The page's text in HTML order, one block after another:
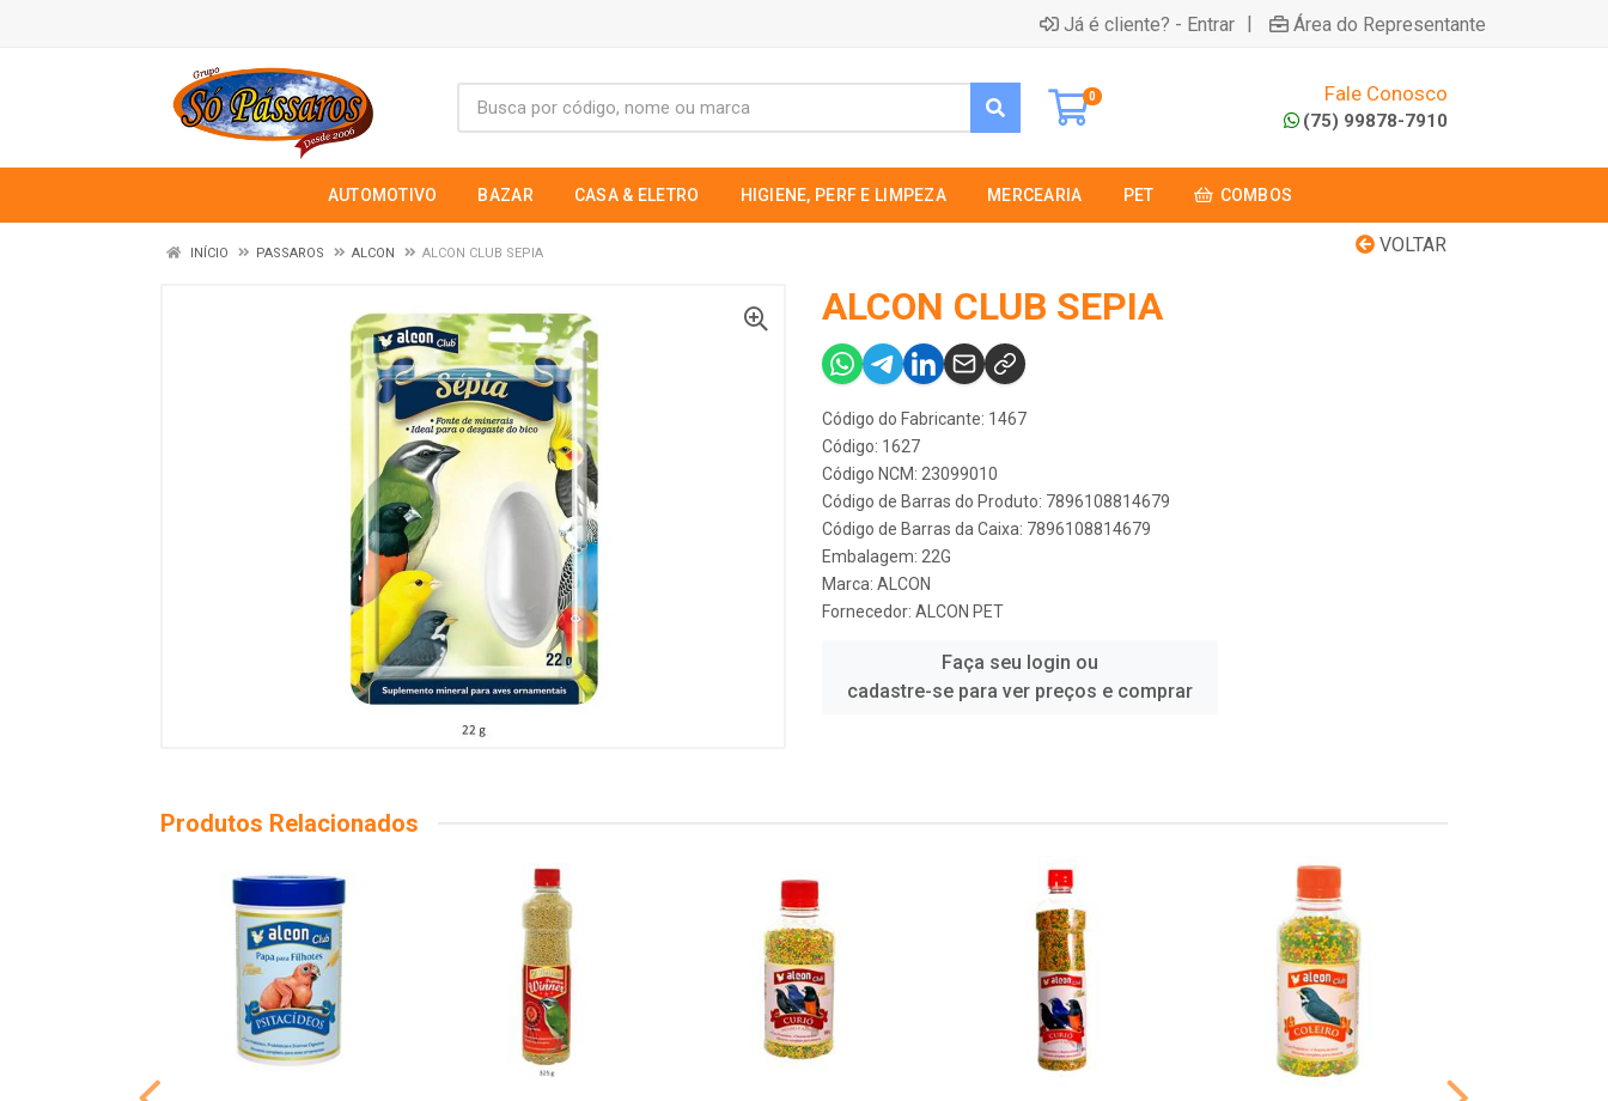
Já é cliente? - Entrar | Área do Representante
0 Fale Conosco
(75) 99878-7910
AUTOMOTIVO BAZAR CASA & ELETRO HIGIENE, PERF E LIMPEZA MERCEARIA PET COMBOS
VOLTAR
INÍCIO PASSAROS ALCON ALCON CLUB SEPIA
ALCON CLUB SEPIA
Código do Fabricante: 1467
Código: 1627
Código NCM: 23099010
Código de Barras do Produto: 7896108814679
Código de Barras da Caixa: 7896108814679
Embalagem: 22G
Marca: ALCON
Fornecedor: ALCON PET
Faça seu login ou
cadastre-se para ver preços e comprar
Produtos Relacionados